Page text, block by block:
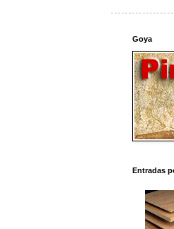
Goya
Entradas